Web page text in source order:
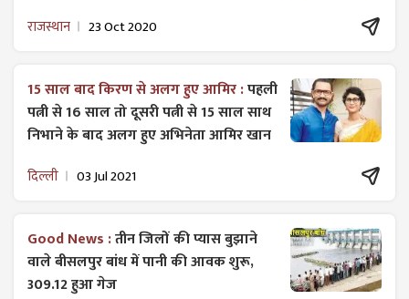
राजस्थान 23 Oct 2020
15 साल बाद किरण से अलग हुए आमिर :पहली
पत्नी से 16 साल तो दूसरी पत्नी से 15 साल साथ
निभाने के बाद अलग हुए अभिनेता आमिर खान
दिल्ली 03 Jul 2021
Good News :तीन जिलों की प्यास बुझाने
वाले बीसलपुर बांध में पानी की आवक शुरू,
309.12 हुआ गेज